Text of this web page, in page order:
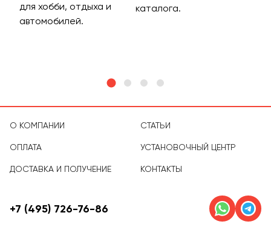
для хобби, отдыха и
автомобилей.
каталога.
О КОМПАНИИ
ОПЛАТА
ДОСТАВКА И ПОЛУЧЕНИЕ
СТАТЬИ
УСТАНОВОЧНЫЙ ЦЕНТР
КОНТАКТЫ
+7 (495) 726-76-86